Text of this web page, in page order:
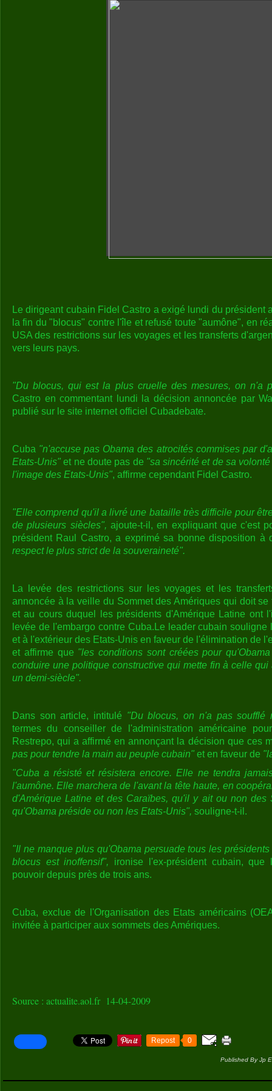
Le dirigeant cubain Fidel Castro a exigé lundi du président
la fin du "blocus" contre l'île et refusé toute "aumône", en
USA des restrictions sur les voyages et les transferts
vers leurs pays.
"Du blocus, qui est la plus cruelle des mesures, on n'a
Castro en commentant lundi la décision annoncée par
publié sur le site internet officiel Cubadebate.
Cuba "n'accuse pas Obama des atrocités commises par
Etats-Unis" et ne doute pas de "sa sincérité et de sa
l'image des Etats-Unis", affirme cependant Fidel Castro.
"Elle comprend qu'il a livré une bataille très difficile pour
de plusieurs siècles", ajoute-t-il, en expliquant que c'est
président Raul Castro, a exprimé sa bonne disposition à
respect le plus strict de la souveraineté".
La levée des restrictions sur les voyages et les
annoncée à la veille du Sommet des Amériques qui doit se
et au cours duquel les présidents d'Amérique Latine ont
levée de l'embargo contre Cuba.Le leader cubain
et à l'extérieur des Etats-Unis en faveur de l'élimination de
et affirme que "les conditions sont créées pour
conduire une politique constructive qui mette fin à celle
un demi-siècle".
Dans son article, intitulé "Du blocus, on n'a pas soufflé
termes du conseiller de l'administration américaine
Restrepo, qui a affirmé en annonçant la décision que ces
pas pour tendre la main au peuple cubain" et en faveur de
"Cuba a résisté et résistera encore. Elle ne tendra
l'aumône. Elle marchera de l'avant la tête haute, en
d'Amérique Latine et des Caraïbes, qu'il y ait ou non des
qu'Obama préside ou non les Etats-Unis", souligne-t-il.
"Il ne manque plus qu'Obama persuade tous les
blocus est inoffensif", ironise l'ex-président cubain,
pouvoir depuis près de trois ans.
Cuba, exclue de l'Organisation des Etats américains
invitée à participer aux sommets des Amériques.
Source : actualite.aol.fr 14-04-2009
Repost 0
Published By Jp